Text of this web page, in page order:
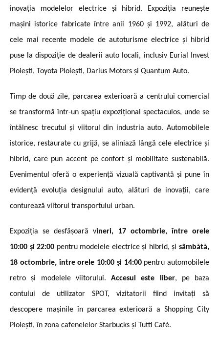
inovația modelelor electrice și hibrid. Expoziția reunește
mașini istorice fabricate între anii 1960 și 1992, alături de
cele mai recente modele de autoturisme electrice și hibrid
puse la dispoziție de dealerii auto locali, inclusiv Eurial Invest
Ploiești, Toyota Ploiești, Darius Motors și Quantum Auto.
Timp de două zile, parcarea exterioară a centrului comercial
se transformă într-un spațiu expozițional spectaculos, unde se
întâlnesc trecutul și viitorul din industria auto. Automobilele
istorice, restaurate cu grijă, se aliniază lângă cele electrice și
hibrid, care pun accent pe confort și mobilitate sustenabilă.
Evenimentul oferă o experiență vizuală captivantă și pune în
evidență evoluția designului auto, alături de inovații, care
conturează viitorul transportului urban.
Expoziția se desfășoară vineri, 17 octombrie, între orele
10:00 și 22:00 pentru modelele electrice și hibrid, șisâmbătă,
18 octombrie, între orele 10:00 și 14:00pentru automobilele
retro și modelele viitorului. Accesul este liber, pe baza
contului de utilizator SPOT, vizitatorii fiind invitați să
descopere mașinile în parcarea exterioară a Shopping City
Ploiești, în zona cafenelelor Starbucks și Tutti Café.